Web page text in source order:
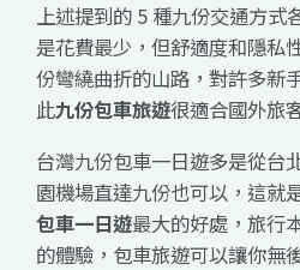
上述提到的 5 種九份交通方式
是花費最少，但舒適度和隱私
份彎繞曲折的山路，對許多新
此九份包車旅遊很適合國外旅
台灣九份包車一日遊多是從台
園機場直達九份也可以，這就
包車一日遊最大的好處，旅行
的體驗，包車旅遊可以讓你無